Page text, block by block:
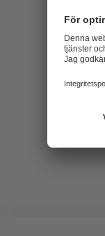
bägge
snabbare,
– Tack
pumparna
minuter
saker
något